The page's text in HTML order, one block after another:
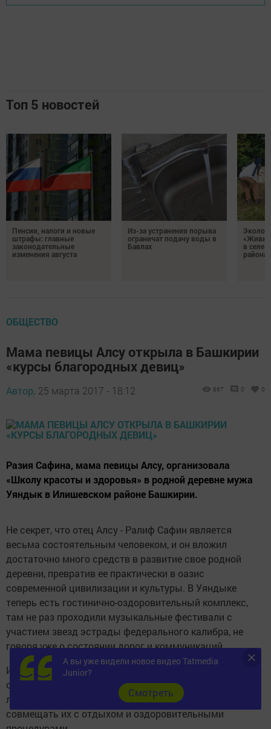
Топ 5 новостей
Пенсии, налоги и новые
штрафы: главные
законодательные
изменения августа
Из-за устранения порыва
ограничат подачу воды в
Бавлах
«Живи,
в селе
района
ОБЩЕСТВО
Мама певицы Алсу открыла в Башкирии
«курсы благородных девиц»
Автор, 25 марта 2017 - 18:12 867 0 0
Разия Сафина, мама певицы Алсу, организовала
«Школу красоты и здоровья» в родной деревне мужа
Уяндык в Илишевском районе Башкирии.
Не секрет, что отец Алсу - Ралиф Сафин является
весьма состоятельным человеком, и он вложил
достаточно много средств в развитие свое родной
деревни, превратив ее практически в оазис
современной цивилизации и культуры. В Уяндыке
теперь есть гостинично-оздоровительный комплекс,
там не раз проходили музыкальные фестивали с
участием звезд эстрады федерального калибра, не
говоря уже о состоянии дорог и коммуникаций.
И вот мама Алсу начала читать лекции, делясь
секретами успеха и рецептами натуральных масок для
лица и тела с другими дамами, которые могут
совмещать их с отдыхом и оздоровительными
А вы уже видели новое видео Tatmedia
Junior?
Cмотреть